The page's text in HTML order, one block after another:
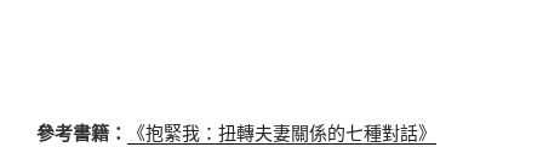
參考書籍： 《抱緊我：扭轉夫妻關係的七種對話》